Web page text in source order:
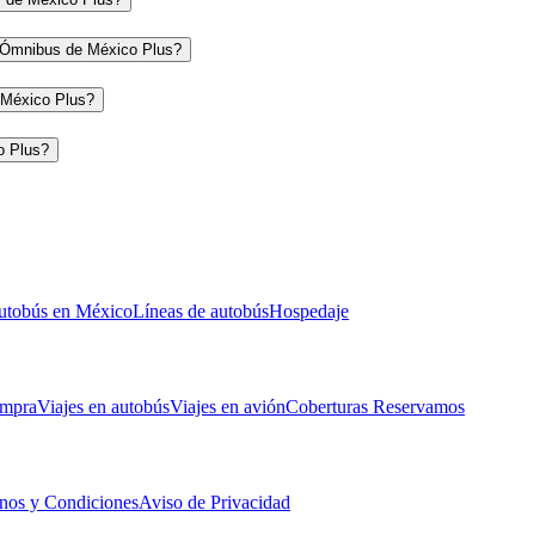
de México Plus?
Plus?
Plus?
en MéxicoLíneas de autobúsHospedaje
Viajes en autobúsViajes en aviónCoberturas Reservamos
y CondicionesAviso de Privacidad